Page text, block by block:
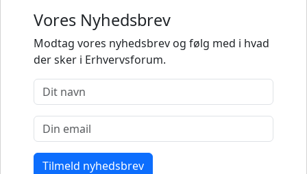
Vores Nyhedsbrev
Modtag vores nyhedsbrev og følg med i hvad
der sker i Erhvervsforum.